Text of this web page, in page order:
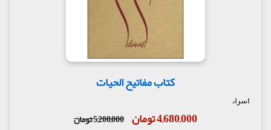
کتاب مفاتیح الحیات
اسراء
4,680,000 تومان 5,200,000 تومان